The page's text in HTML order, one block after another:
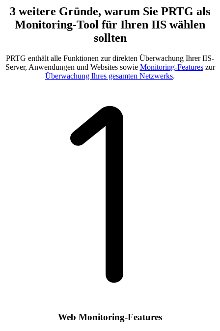
3 weitere Gründe, warum Sie PRTG als
Monitoring-Tool für Ihren IIS wählen
sollten
PRTG enthält alle Funktionen zur direkten Überwachung Ihrer IIS-
Server, Anwendungen und Websites sowie Monitoring-Featureszur
Überwachung Ihres gesamten Netzwerks.
Web Monitoring-Features